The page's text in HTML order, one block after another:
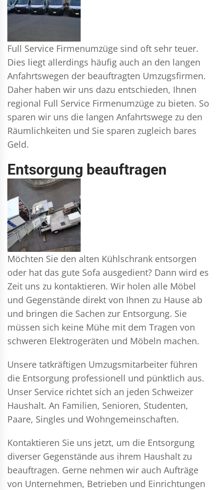
Full Service Firmenumzüge sind oft sehr teuer.
Dies liegt allerdings häufig auch an den langen
Anfahrtswegen der beauftragten Umzugsfirmen.
Daher haben wir uns dazu entschieden, Ihnen
regional Full Service Firmenumzüge zu bieten. So
sparen wir uns die langen Anfahrtswege zu den
Räumlichkeiten und Sie sparen zugleich bares
Geld.
Entsorgung beauftragen
Möchten Sie den alten Kühlschrank entsorgen
oder hat das gute Sofa ausgedient? Dann wird es
Zeit uns zu kontaktieren. Wir holen alle Möbel
und Gegenstände direkt von Ihnen zu Hause ab
und bringen die Sachen zur Entsorgung. Sie
müssen sich keine Mühe mit dem Tragen von
schweren Elektrogeräten und Möbeln machen.
Unsere tatkräftigen Umzugsmitarbeiter führen
die Entsorgung professionell und pünktlich aus.
Unser Service richtet sich an jeden Schweizer
Haushalt. An Familien, Senioren, Studenten,
Paare, Singles und Wohngemeinschaften.
Kontaktieren Sie uns jetzt, um die Entsorgung
diverser Gegenstände aus ihrem Haushalt zu
beauftragen. Gerne nehmen wir auch Aufträge
von Unternehmen, Betrieben und Einrichtungen